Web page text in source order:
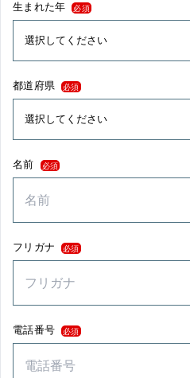
生まれた年 必須
都道府県 必須
名前 必須
フリガナ 必須
電話番号 必須